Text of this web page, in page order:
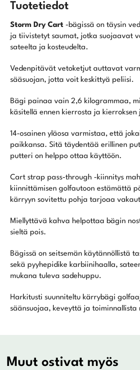
Tuotetiedot
Storm Dry Cart -bägissä on täysin
ja tiivistetyt saumat, jotka suojaavat
sateelta ja kosteudelta.
Vedenpitävät vetoketjut auttavat
sääsuojan, jotta voit keskittyä peliisi.
Bägi painaa vain 2,6 kilogrammaa,
käsitellä ennen kierrosta ja kierroksen
14-osainen yläosa varmistaa, että
paikkansa. Sitä täydentää erillinen
putteri on helppo ottaa käyttöön.
Cart strap pass-through -kiinnitys
kiinnittämisen golfautoon estämättä
kärryyn sovitettu pohja tarjoaa
Miellyttävä kahva helpottaa bägin
sieltä pois.
Bägissä on seitsemän käytännöllistä
sekä pyyhepidike karbiinihaalla,
mukana tuleva sadehuppu.
Harkitusti suunniteltu kärrybägi
säänsuojaa, keveyttä ja toiminnallista
Muut ostivat myös